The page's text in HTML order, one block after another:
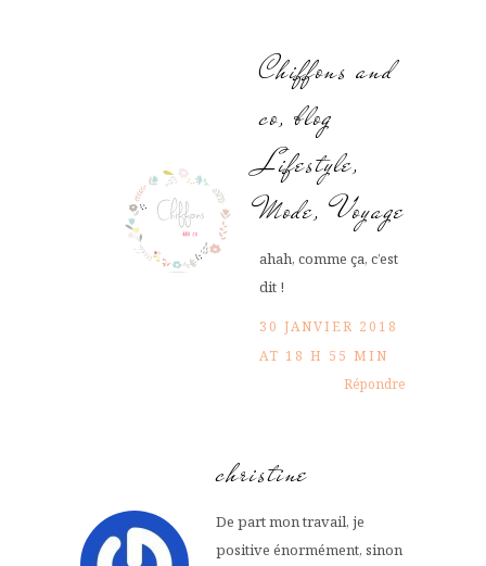
Chiffons and
co, blog
Lifestyle,
Mode, Voyage
ahah, comme ça, c’est
dit !
30 JANVIER 2018
AT 18 H 55 MIN
Répondre
christine
De part mon travail, je
positive énormément, sinon